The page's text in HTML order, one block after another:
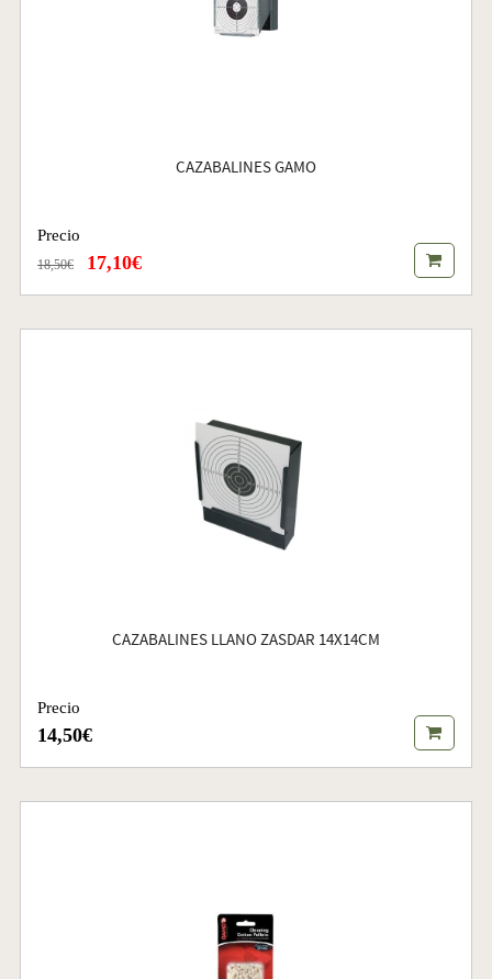
CAZABALINES GAMO
Precio
18,50€ 17,10€
CAZABALINES LLANO ZASDAR 14X14CM
Precio
14,50€